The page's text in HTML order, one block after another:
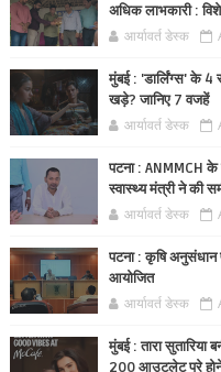
अधिक लाभकारी :
आर्यावर्त डेस्क
मुंबई : 'डार्लिंग्स' के 4
खड़े? जानिए 7 वजहें
आर्यावर्त डेस्क
पटना : ANMMCH के
स्वास्थ्य मंत्री ने की
आर्यावर्त डेस्क
पटना : कृषि अनुसंधान
आयोजित
आर्यावर्त डेस्क
मुंबई : तारा
200 आउटलेट पूरे